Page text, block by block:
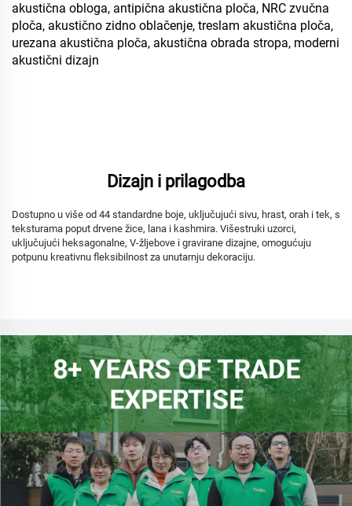
akustična obloga, antipična akustična ploča, NRC zvučna
ploča, akustično zidno oblačenje, treslam akustična ploča,
urezana akustična ploča, akustična obrada stropa, moderni
akustični dizajn
Dizajn i prilagodba
Dostupno u više od 44 standardne boje, uključujući sivu, hrast, orah i tek, s
teksturama poput drvene žice, lana i kashmira. Višestruki uzorci,
uključujući heksagonalne, V-žljebove i gravirane dizajne, omogućuju
potpunu kreativnu fleksibilnost za unutarnju dekoraciju.